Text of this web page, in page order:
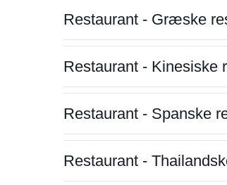
Restaurant - Græske
Restaurant - Kinesiske
Restaurant - Spanske
Restaurant -